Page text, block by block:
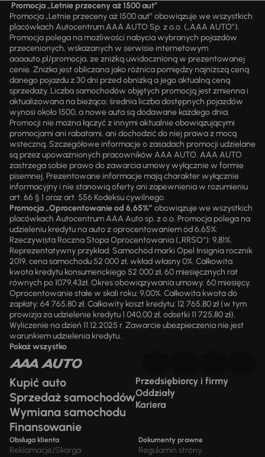
Promocja „Letnie przeceny aż 1500 aut”
Promocja „Letnie przeceny aż 1500 aut” obowiązuje we wszystkich
placówkach Autocentrum AAA AUTO Sp. z o.o. („AAA AUTO”).
Promocja polega na możliwości nabycia wybranych pojazdów
przecenionych, wskazanych w serwisie internetowym
aaaauto.pl/promocja, ze zniżką uwidocznioną w prezentowanej
cenie. Zniżka jest obliczana jako różnica pomiędzy najniższą ceną
danego pojazdu z 30 dni przed obniżką a jego aktualną ceną
sprzedaży. Liczba samochodów objętych promocją jest zmienna i
aktualizowana na bieżąco; średnia liczba dostępnych pojazdów
wynosi około 1500, a nowe auta są dodawane każdego dnia.
Promocji nie można łączyć z innymi aktualnie obowiązującymi
promocjami ani rabatami, ani dochodzić do niej prawa z mocą
wsteczną. Szczegółowe informacje o zasadach promocji udzielane
są przez upoważnionych pracowników AAA AUTO. AAA AUTO
zastrzega sobie prawo do zawarcia umowy wyłącznie w formie
pisemnej. Prezentowane informacje mają charakter wyłącznie
informacyjny i nie stanowią oferty ani zapewnienia w rozumieniu
art. 66 § 1 oraz art. 556 Kodeksu cywilnego.
Promocja „Oprocentowanie od 6,65%” obowiązuje we wszystkich
placówkach Autocentrum AAA Auto sp. z o.o. Promocja polega na
udzieleniu kredytu na auto z oprocentowaniem od 6,65%.
Rzeczywista Roczna Stopa Oprocentowania („RRSO“): 9,81%.
Reprezentatywny przykład: Samochód marki Opel Insignia rocznik
2019, cena samochodu 52 000 zł, wkład własny 0%. Całkowita
kwota kredytu konsumenckiego 52 000 zł, 60 miesięcznych rat
równych po 1079,43zł. Okres obowiązywania umowy: 60 miesięcy.
Oprocentowanie stałe w skali roku: 9,00%. Całkowita kwota do
zapłaty: 64 765,80 zł. Całkowity koszt kredytu: 12 765,80 zł (w tym
prowizja za udzielenie kredytu 1 040,00 zł, odsetki 11 725,80 zł).
Wyliczenie na dzień 11.12.2025 r. Zawarcie ubezpieczenia nie jest
warunkiem udzielenia kredytu.
Pokaż wszystko
Kupić auto
Sprzedaż samochodów
Wymiana samochodu
Finansowanie
Przedsiębiorcy i firmy
Oddziały
Kariera
Obsługa klienta
Reklamacje/Skarga
Dokumenty prawne
Regulamin strony